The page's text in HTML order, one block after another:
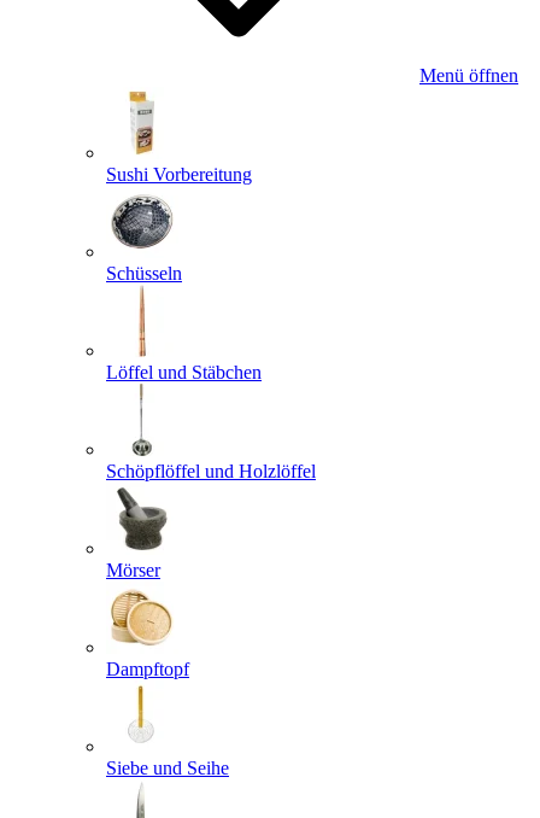
Menü öffnen
Sushi Vorbereitung
Schüsseln
Löffel und Stäbchen
Schöpflöffel und Holzlöffel
Mörser
Dampftopf
Siebe und Seihe